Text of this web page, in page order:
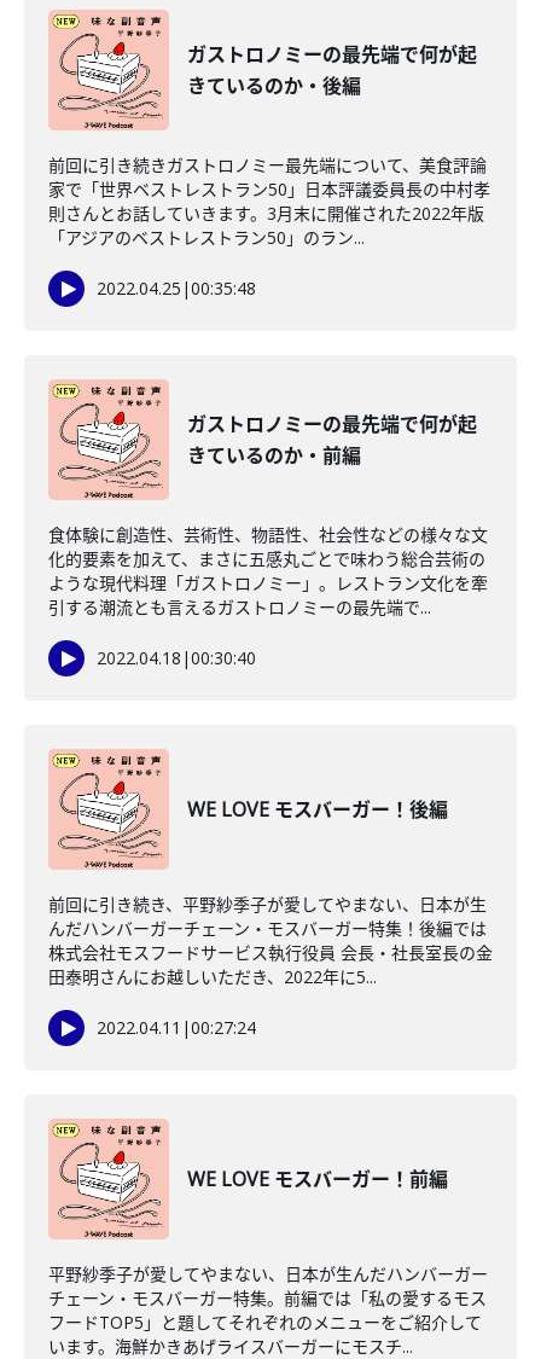
ガストロノミーの最先端で何が起
きているのか・後編
前回に引き続きガストロノミー最先端について、美食評論
家で「世界ベストレストラン50」日本評議委員長の中村孝
則さんとお話していきます。3月末に開催された2022年版
「アジアのベストレストラン50」のラン...
2022.04.25 |00:35:48
ガストロノミーの最先端で何が起
きているのか・前編
食体験に創造性、芸術性、物語性、社会性などの様々な文
化的要素を加えて、まさに五感丸ごとで味わう総合芸術の
ような現代料理「ガストロノミー」。レストラン文化を牽
引する潮流とも言えるガストロノミーの最先端で...
2022.04.18 |00:30:40
WE LOVE モスバーガー！後編
前回に引き続き、平野紗季子が愛してやまない、日本が生
んだハンバーガーチェーン・モスバーガー特集！後編では
株式会社モスフードサービス執行役員 会長・社長室長の金
田泰明さんにお越しいただき、2022年に5...
2022.04.11 |00:27:24
WE LOVE モスバーガー！前編
平野紗季子が愛してやまない、日本が生んだハンバーガー
チェーン・モスバーガー特集。前編では「私の愛するモス
フードTOP5」と題してそれぞれのメニューをご紹介して
います。海鮮かきあげライスバーガーにモスチ...